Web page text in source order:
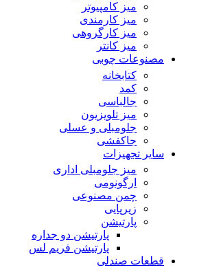
میز کامپیوتر
میز کارمندی
میز کارگروهی
میز کانتر
مصنوعات چوبی
کتابخانه
کمد
جالباسی
میز تلویزیون
جلومبلی و عسلی
جاکفشی
سایر تجهیزات
میز جلومبلی اداری
ارگونومی
چمن مصنوعی
زیرپایی
پارتیشن
پارتیشن دو جداره
پارتیشن فریم لس
قطعات صندلی